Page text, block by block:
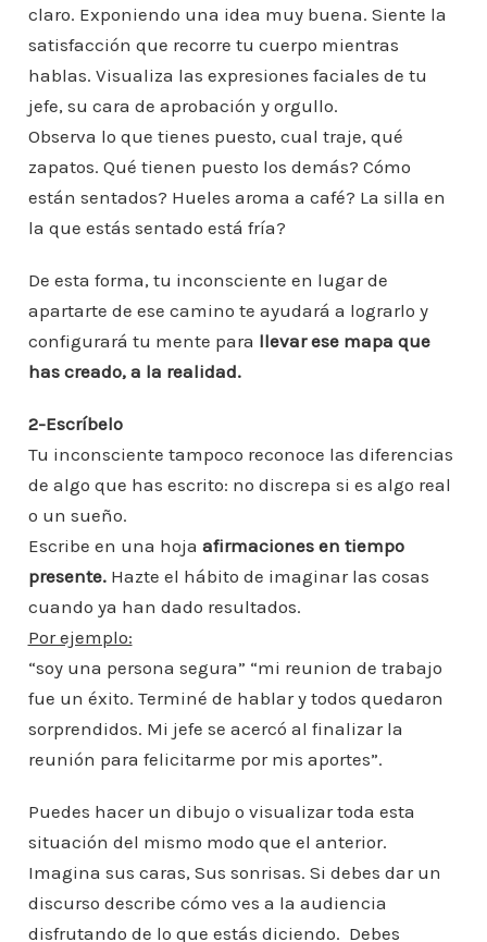
claro. Exponiendo una idea muy buena. Siente la
satisfacción que recorre tu cuerpo mientras
hablas. Visualiza las expresiones faciales de tu
jefe, su cara de aprobación y orgullo.
Observa lo que tienes puesto, cual traje, qué
zapatos. Qué tienen puesto los demás? Cómo
están sentados? Hueles aroma a café? La silla en
la que estás sentado está fría?
De esta forma, tu inconsciente en lugar de
apartarte de ese camino te ayudará a lograrlo y
configurará tu mente para llevar ese mapa que
has creado, a la realidad.
2-Escríbelo
Tu inconsciente tampoco reconoce las diferencias
de algo que has escrito: no discrepa si es algo real
o un sueño.
Escribe en una hoja afirmaciones en tiempo
presente. Hazte el hábito de imaginar las cosas
cuando ya han dado resultados.
Por ejemplo:
“soy una persona segura” “mi reunion de trabajo
fue un éxito. Terminé de hablar y todos quedaron
sorprendidos. Mi jefe se acercó al finalizar la
reunión para felicitarme por mis aportes”.
Puedes hacer un dibujo o visualizar toda esta
situación del mismo modo que el anterior.
Imagina sus caras, Sus sonrisas. Si debes dar un
discurso describe cómo ves a la audiencia
disfrutando de lo que estás diciendo. Debes